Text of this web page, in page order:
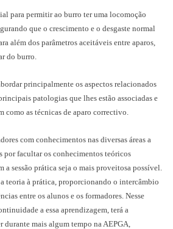
para permitir ao burro ter uma locomoção
que o crescimento e o desgaste normal
além dos parâmetros aceitáveis entre aparos,
do burro.
principalmente os aspectos relacionados
patologias que lhes estão associadas e
como as técnicas de aparo correctivo.
com conhecimentos nas diversas áreas a
por facultar os conhecimentos teóricos
a sessão prática seja o mais proveitosa possível.
teoria à prática, proporcionando o intercâmbio
entre os alunos e os formadores. Nesse
a essa aprendizagem, terá a
durante mais algum tempo na AEPGA,